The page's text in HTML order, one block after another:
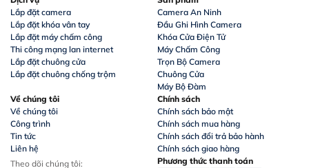
Về chúng tôi
Về chúng tôi
Công trình
Tin tức
Liên hệ
Theo dõi chúng tôi:
Lắp đặt camera
Lắp đặt khóa vân tay
Lắp đặt máy chấm công
Thi công mạng lan internet
Lắp đặt chuông cửa
Lắp đặt chuông chống trộm
Camera An Ninh
Đầu Ghi Hình Camera
Khóa Cửa Điện Tử
Máy Chấm Công
Trọn Bộ Camera
Chuông Cửa
Máy Bộ Đàm
Chính sách
Chính sách bảo mật
Chính sách mua hàng
Chính sách đổi trả bảo hành
Chính sách giao hàng
Phương thức thanh toán